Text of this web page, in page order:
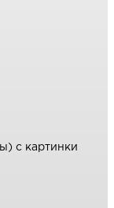
с картинки